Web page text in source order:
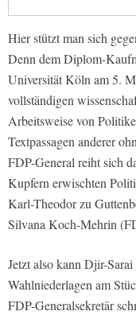
Hier stützt man sich
Denn dem Diplom-
Universität Köln am 5.
vollständigen
Arbeitsweise von
Textpassagen anderer
FDP-General reiht sich
Kupfern erwischten
Karl-Theodor zu
Silvana Koch-Mehrin
Jetzt also kann Djir-
Wahlniederlagen am
FDP-Generalsekretär